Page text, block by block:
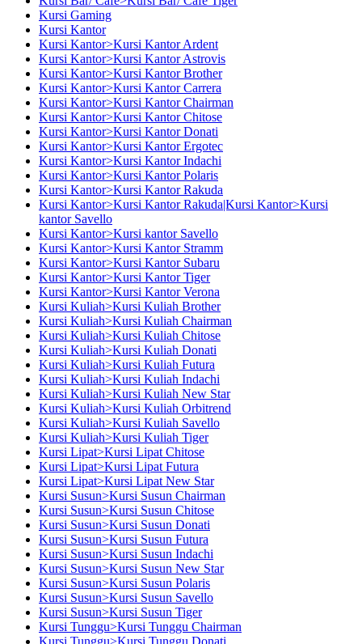
Kursi Gaming
Kursi Kantor
Kursi Kantor>Kursi Kantor Ardent
Kursi Kantor>Kursi Kantor Astrovis
Kursi Kantor>Kursi Kantor Brother
Kursi Kantor>Kursi Kantor Carrera
Kursi Kantor>Kursi Kantor Chairman
Kursi Kantor>Kursi Kantor Chitose
Kursi Kantor>Kursi Kantor Donati
Kursi Kantor>Kursi Kantor Ergotec
Kursi Kantor>Kursi Kantor Indachi
Kursi Kantor>Kursi Kantor Polaris
Kursi Kantor>Kursi Kantor Rakuda
Kursi Kantor>Kursi Kantor Rakuda|Kursi Kantor>Kursi
kantor Savello
Kursi Kantor>Kursi kantor Savello
Kursi Kantor>Kursi Kantor Stramm
Kursi Kantor>Kursi Kantor Subaru
Kursi Kantor>Kursi Kantor Tiger
Kursi Kantor>Kursi Kantor Verona
Kursi Kuliah>Kursi Kuliah Brother
Kursi Kuliah>Kursi Kuliah Chairman
Kursi Kuliah>Kursi Kuliah Chitose
Kursi Kuliah>Kursi Kuliah Donati
Kursi Kuliah>Kursi Kuliah Futura
Kursi Kuliah>Kursi Kuliah Indachi
Kursi Kuliah>Kursi Kuliah New Star
Kursi Kuliah>Kursi Kuliah Orbitrend
Kursi Kuliah>Kursi Kuliah Savello
Kursi Kuliah>Kursi Kuliah Tiger
Kursi Lipat>Kursi Lipat Chitose
Kursi Lipat>Kursi Lipat Futura
Kursi Lipat>Kursi Lipat New Star
Kursi Susun>Kursi Susun Chairman
Kursi Susun>Kursi Susun Chitose
Kursi Susun>Kursi Susun Donati
Kursi Susun>Kursi Susun Futura
Kursi Susun>Kursi Susun Indachi
Kursi Susun>Kursi Susun New Star
Kursi Susun>Kursi Susun Polaris
Kursi Susun>Kursi Susun Savello
Kursi Susun>Kursi Susun Tiger
Kursi Tunggu>Kursi Tunggu Chairman
Kursi Tunggu>Kursi Tunggu Donati